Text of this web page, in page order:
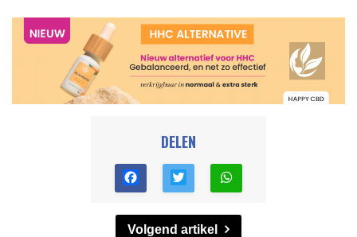
DELEN
Volgend artikel